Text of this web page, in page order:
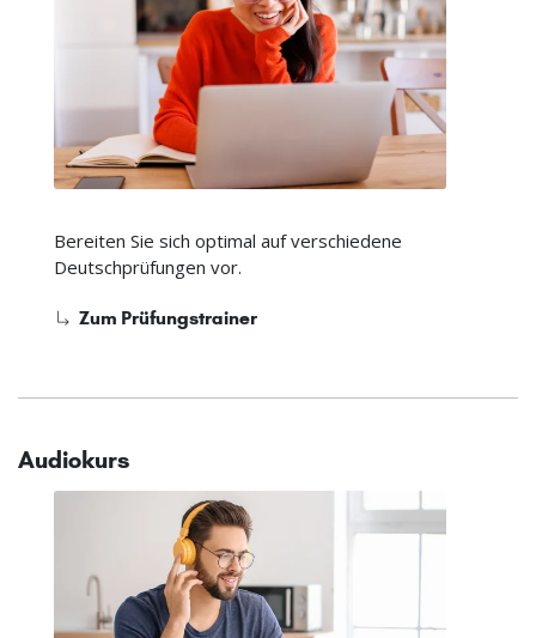
Bereiten Sie sich optimal auf verschiedene
Deutschprüfungen vor.
Zum Prüfungstrainer
Audiokurs